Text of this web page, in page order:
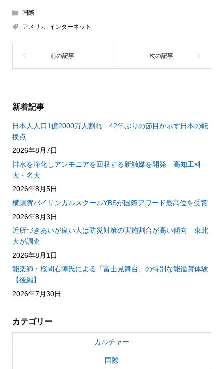
国際
アメリカ
インターネット
新着記事
日本人人口1億2000万人割れ 42年ぶりの節目が示す日本の転
換点
2026年8月7日
排水を浄化しアンモニアを回収する新触媒を開発 高知工科
大・名大
2026年8月5日
横須賀バイリンガルスクールYBSが国際アワード最高位を受賞
2026年8月3日
近所づきあいが良い人は防災対策の実施割合が高い傾向 東北
大が調査
2026年8月1日
能楽師・桜間右陣氏による「富士見舞台」の特別な能鑑賞体験
【後編】
2026年7月30日
カテゴリー
カルチャー
国際